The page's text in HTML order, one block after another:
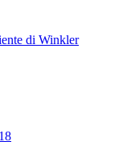
di Winkler